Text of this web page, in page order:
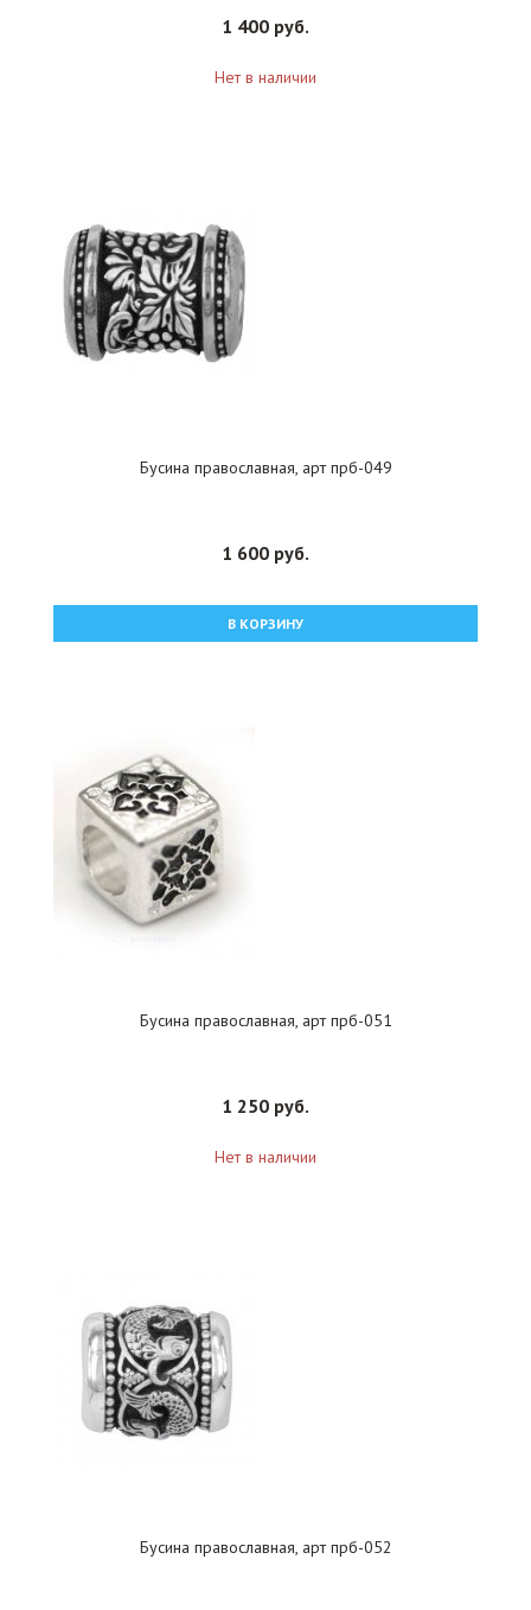
1 400 руб.
Нет в наличии
Бусина православная, арт прб-049
1 600 руб.
В КОРЗИНУ
Бусина православная, арт прб-051
1 250 руб.
Нет в наличии
Бусина православная, арт прб-052